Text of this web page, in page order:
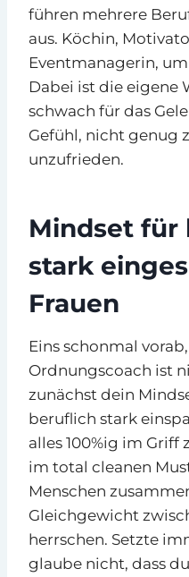
führen mehrere
aus. Köchin,
Eventmanagerin,
Dabei ist die eigene
schwach für das
Gefühl, nicht genug
unzufrieden.
Mindset für
stark
Frauen
Eins schonmal
Ordnungscoach ist
zunächst dein
beruflich stark
alles 100%ig im Griff
im total cleanen
Menschen
Gleichgewicht
herrschen. Setzte
glaube nicht, dass